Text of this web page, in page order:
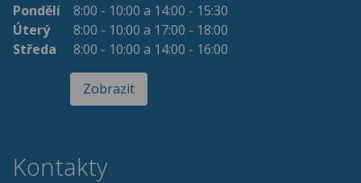
Pondělí
8:00 - 10:00 a 14:00 - 15:30
Úterý
8:00 - 10:00 a 17:00 - 18:00
Středa
8:00 - 10:00 a 14:00 - 16:00
Zobrazit
Kontakty